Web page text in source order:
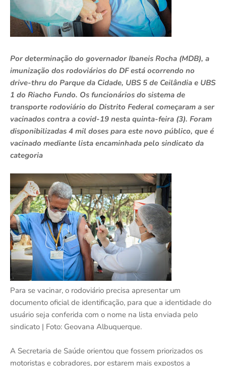
Por determinação do governador Ibaneis Rocha (MDB), a
imunização dos rodoviários do DF está ocorrendo no
drive-thru do Parque da Cidade, UBS 5 de Ceilândia e UBS
1 do Riacho Fundo. Os funcionários do sistema de
transporte rodoviário do Distrito Federal começaram a ser
vacinados contra a covid-19 nesta quinta-feira (3). Foram
disponibilizadas 4 mil doses para este novo público, que é
vacinado mediante lista encaminhada pelo sindicato da
categoria
Para se vacinar, o rodoviário precisa apresentar um
documento oficial de identificação, para que a identidade do
usuário seja conferida com o nome na lista enviada pelo
sindicato | Foto: Geovana Albuquerque.
A Secretaria de Saúde orientou que fossem priorizados os
motoristas e cobradores, por estarem mais expostos a